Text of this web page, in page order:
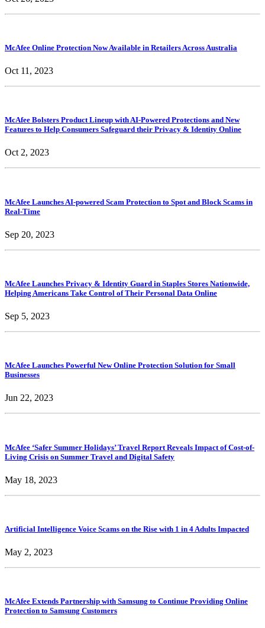
McAfee Online Protection Now Available in Retailers Across Australia
Oct 11, 2023
McAfee Bolsters Product Lineup with AI-Powered Protections and New
Features to Help Consumers Safeguard their Privacy & Identity Online
Oct 2, 2023
McAfee Launches AI-powered Scam Protection to Spot and Block Scams in
Real-Time
Sep 20, 2023
McAfee Launches Privacy & Identity Guard in Staples Stores Nationwide,
Helping Americans Take Control of Their Personal Data Online
Sep 5, 2023
McAfee Launches Powerful New Online Protection Solution for Small
Businesses
Jun 22, 2023
McAfee ‘Safer Summer Holidays’ Travel Report Reveals Impact of Cost-of-
Living Crisis on Summer Travel and Digital Safety
May 18, 2023
Artificial Intelligence Voice Scams on the Rise with 1 in 4 Adults Impacted
May 2, 2023
McAfee Extends Partnership with Samsung to Continue Providing Online
Protection to Samsung Customers